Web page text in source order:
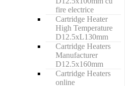
fire electrice
Cartridge Heater
High Temperature
D12.5xL130mm
Cartridge Heaters
Manufacturer
D12.5x160mm
Cartridge Heaters
online